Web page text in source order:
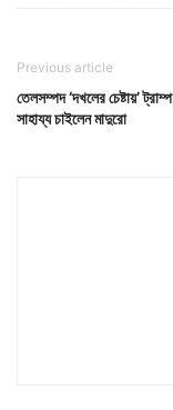
Previous article
তেলসম্পদ ‘দখলের চেষ্টায়’
সাহায্য চাইলেন মাদুরো